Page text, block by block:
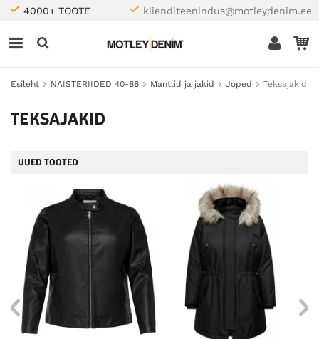
4000+ TOOTE klienditeenindus@motleydenim.ee
Esileht NAISTERIIDED 40-66 Mantlid ja jakid Joped Teksajakid
TEKSAJAKID
UUED TOOTED